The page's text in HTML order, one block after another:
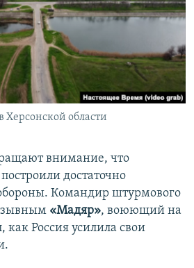
Херсонской области
внимание, что
достаточно
Командир штурмового
«Мадяр», воюющий на
как Россия усилила свои